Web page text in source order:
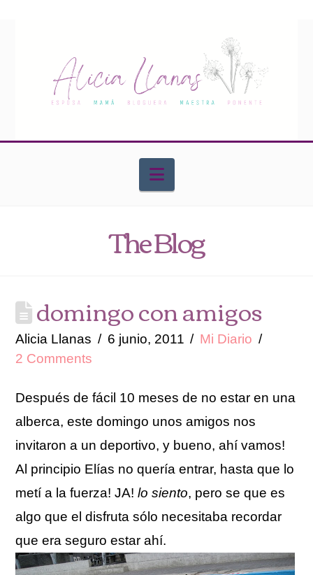
Navigation
The Blog
domingo con amigos
Alicia Llanas 6 junio, 2011
Mi Diario
2 Comments
Después de fácil 10 meses de no estar en una
alberca, este domingo unos amigos nos
invitaron a un deportivo, y bueno, ahí vamos!
Al principio Elías no quería entrar, hasta que lo
metí a la fuerza! JA!lo siento, pero se que es
algo que el disfruta sólo necesitaba recordar
que era seguro estar ahí.